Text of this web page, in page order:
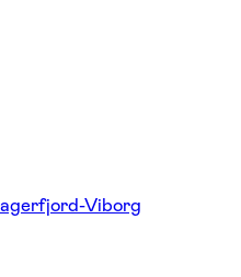
Viborg